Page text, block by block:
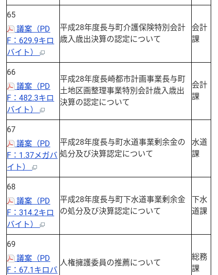
65
議案（PD
F：629.9キロ
バイト）
平成28年度長与町介護保険特別会計
歳入歳出決算の認定について
会計
課
66
議案（PD
F：482.3キロ
バイト）
平成28年度長崎都市計画事業長与町
土地区画整理事業特別会計歳入歳出
決算の認定について
会計
課
67
議案（PD
F：1.37メガバ
イト）
平成28年度長与町水道事業剰余金の
処分及び決算認定について
水道
課
68
議案（PD
F：314.2キロ
バイト）
平成28年度長与町下水道事業剰余金
の処分及び決算認定について
下水
道課
69
議案（PD
F：67.1キロバ
人権擁護委員の推薦について
総務
課